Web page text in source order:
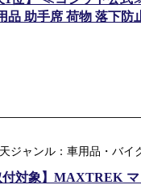
品 助手席 荷物 落下防
ジャンル：車用品・バイ
付対象】MAXTREK